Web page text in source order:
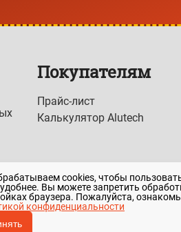
Покупателям
Прайс-лист
Калькулятор Alutech
cookies, чтобы
Вы можете запретить
браузера. Пожалуйста,
конфиденциальности